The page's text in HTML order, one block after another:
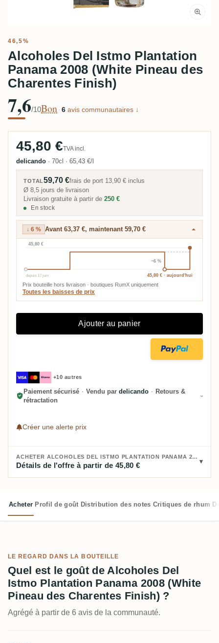
46,5%
Alcoholes Del Istmo Plantation
Panama 2008 (White Pineau des
Charentes Finish)
7,6/10Bon · 6 avis communautaires ↓
45,80 €TVA incl.
delicando · 70cl · 65,43 €/l
TOTAL59,70 €frais de port 13,90 € inclus
Ø 8,5 jours de livraison
Livraison gratuite à partir de 250 €
En stock
↓ 6 % Avant 63,37 €, maintenant 59,70 €
−6 %
45,80 €
45,80 € · aujourd'hui
depuis 17 juin
Prix bouteille hors livraison · boutiques RumX uniquement
Toutes les baisses de prix
Ajouter au panier
+10 autres
Paiement sécurisé · Vendu par delicando · Retours &
rétractation
Créer une alerte prix
ACHETER ALCOHOLES DEL ISTMO PLANTATION PANAMA 2008 (WHITE PINEAU DES CHARENTES FINISH) :
Détails de l'offre à partir de 45,80 €
Acheter Profil de goût Distribution des notes Critiques de rhum
LE REGARD DANS LA BOUTEILLE
Quel est le goût de Alcoholes Del
Istmo Plantation Panama 2008 (White
Pineau des Charentes Finish) ?
Agrégé à partir de 6 avis de la communauté.